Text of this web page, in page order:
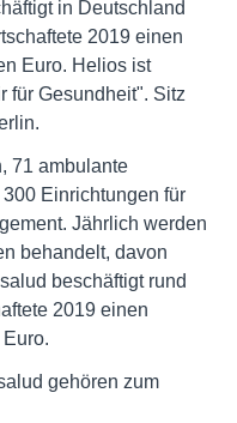
in Deutschland
2019 einen
Euro. Helios ist
für Gesundheit". Sitz
71 ambulante
Einrichtungen für
Jährlich werden
behandelt, davon
beschäftigt rund
2019 einen
gehören zum